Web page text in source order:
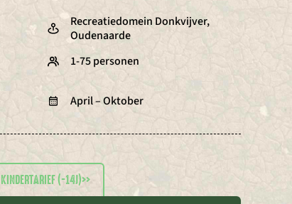
Recreatiedomein Donkvijver,
Oudenaarde
1-75 personen
April – Oktober
KINDERTARIEF (-14J)>>